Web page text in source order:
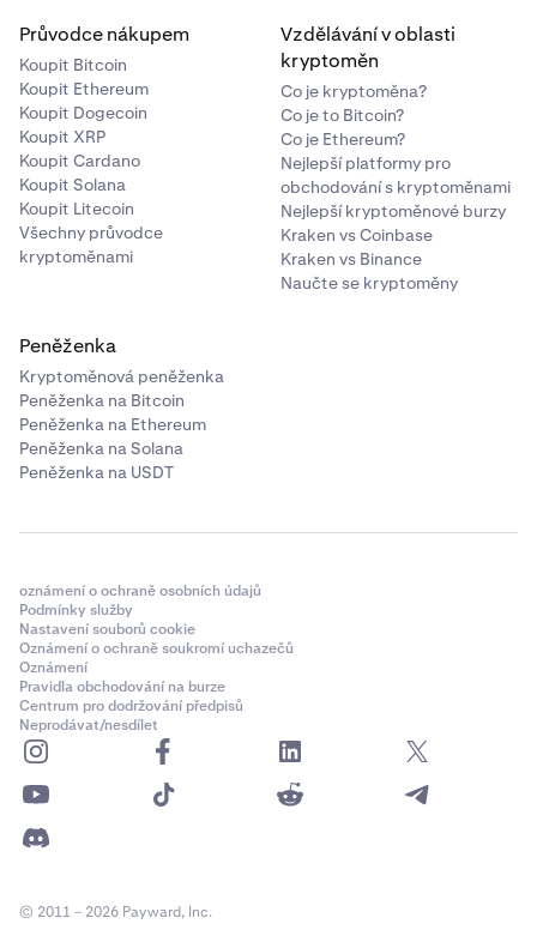
Průvodce nákupem
Koupit Bitcoin
Koupit Ethereum
Koupit Dogecoin
Koupit XRP
Koupit Cardano
Koupit Solana
Koupit Litecoin
Všechny průvodce
kryptoměnami
Vzdělávání v oblasti
kryptoměn
Co je kryptoměna?
Co je to Bitcoin?
Co je Ethereum?
Nejlepší platformy pro
obchodování s kryptoměnami
Nejlepší kryptoměnové burzy
Kraken vs Coinbase
Kraken vs Binance
Naučte se kryptoměny
Peněženka
Kryptoměnová peněženka
Peněženka na Bitcoin
Peněženka na Ethereum
Peněženka na Solana
Peněženka na USDT
oznámení o ochraně osobních údajů
Podmínky služby
Nastavení souborů cookie
Oznámení o ochraně soukromí uchazečů
Oznámení
Pravidla obchodování na burze
Centrum pro dodržování předpisů
Neprodávat/nesdílet
© 2011 – 2026 Payward, Inc.